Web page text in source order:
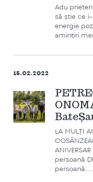
Adu
să știe ce
energie
amintiri
15.02.2022
LA MULȚI
persoană